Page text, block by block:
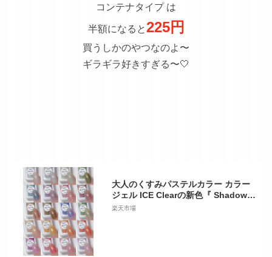
コンテナタイプ は
半額になると225円
買うしかのやつなのよ〜
ギラギラ好きすぎる〜🤍
大人のくすみパステルカラー カラー
ジェル ICE Clearの新色『 Shadow C
lear 』 ジェルネイル クリアカラーと
楽天市場